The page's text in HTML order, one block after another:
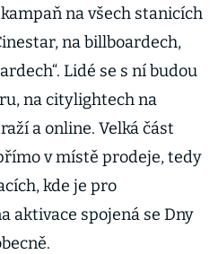
na všech stanicích
na billboardech,
Lidé se s ní budou
na citylightech na
a online. Velká část
v místě prodeje, tedy
kde je pro
aktivace spojená se Dny